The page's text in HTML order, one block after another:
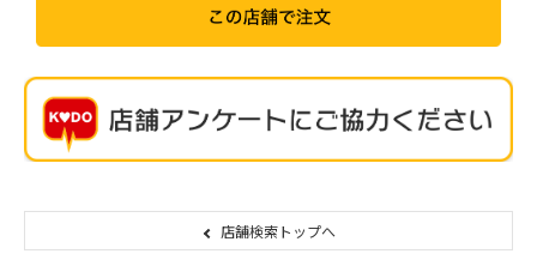
店舗検索トップへ